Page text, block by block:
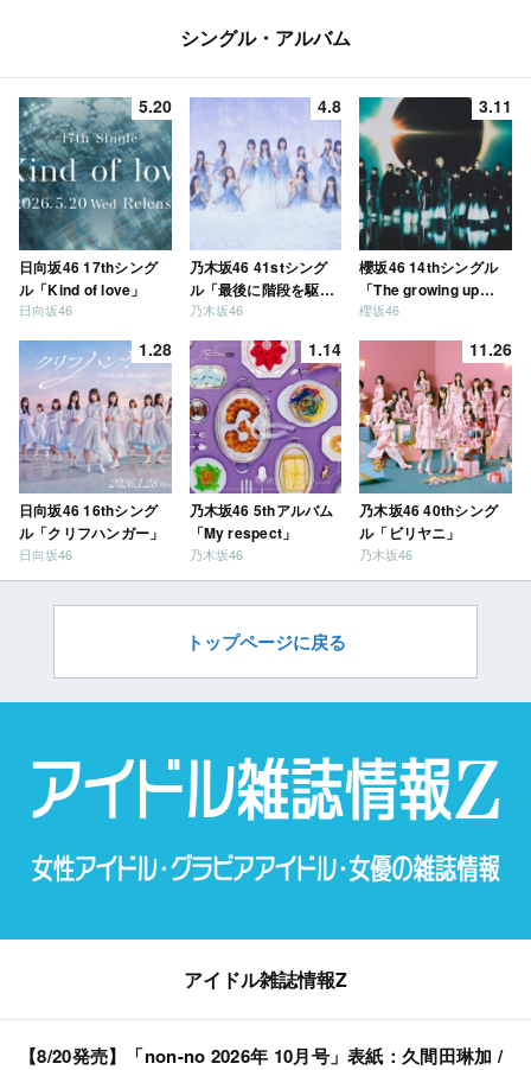
シングル・アルバム
5.20
日向坂46 17thシング
ル「Kind of love」
日向坂46
4.8
乃木坂46 41stシング
ル「最後に階段を駆け
上がったのはいつ
乃木坂46
3.11
櫻坂46 14thシングル
「The growing up
train」
櫻坂46
1.28
日向坂46 16thシング
ル「クリフハンガー」
日向坂46
1.14
乃木坂46 5thアルバム
「My respect」
乃木坂46
11.26
乃木坂46 40thシング
ル「ビリヤニ」
乃木坂46
トップページに戻る
アイドル雑誌情報Z
【8/20発売】「non-no 2026年 10月号」表紙：久間田琳加 /